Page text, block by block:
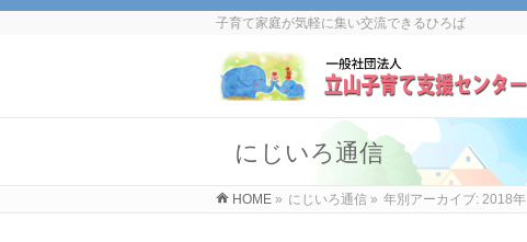
子育て家庭が気軽に集い交流できるひろば
にじいろ通信
HOME » にじいろ通信 » 年別アーカイブ: 2018年